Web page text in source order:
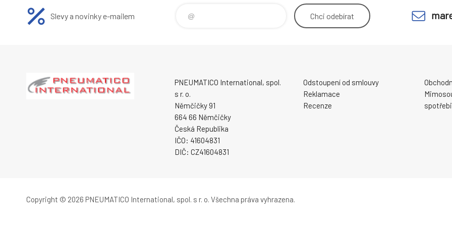
Slevy a novinky e-mailem Chci odebírat
PNEUMATICO International, spol.
s r. o.
Němčičky 91
664 66 Němčičky
Česká Republika
IČO: 41604831
DIČ: CZ41604831
Odstoupení od smlouvy
Reklamace
Recenze
Copyright © 2026 PNEUMATICO International, spol. s r. o. Všechna práva vyhrazena.